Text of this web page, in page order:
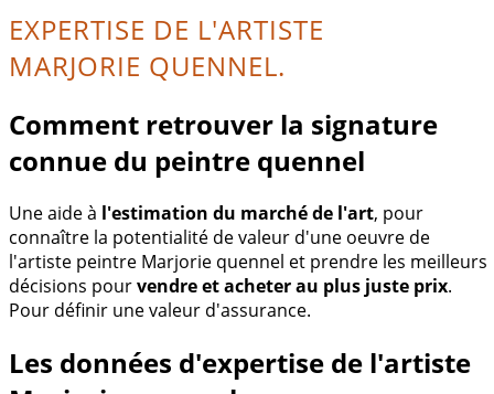
EXPERTISE DE L'ARTISTE
MARJORIE QUENNEL.
Comment retrouver la signature
connue du peintre quennel
Une aide à l'estimation du marché de l'art, pour
connaître la potentialité de valeur d'une oeuvre de
l'artiste peintre Marjorie quennel et prendre les meilleurs
décisions pourvendre et acheter au plus juste prix.
Pour définir une valeur d'assurance.
Les données d'expertise de l'artiste